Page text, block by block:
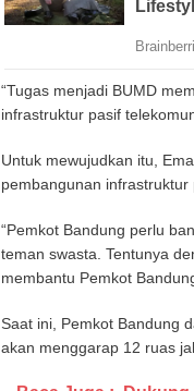
“Tugas menjadi BUMD
infrastruktur pasif
Untuk mewujudkan itu,
pembangunan infrastruktur
“Pemkot Bandung perlu
teman swasta. Tentunya
membantu Pemkot
Saat ini, Pemkot Bandung
akan menggarap 12 ruas